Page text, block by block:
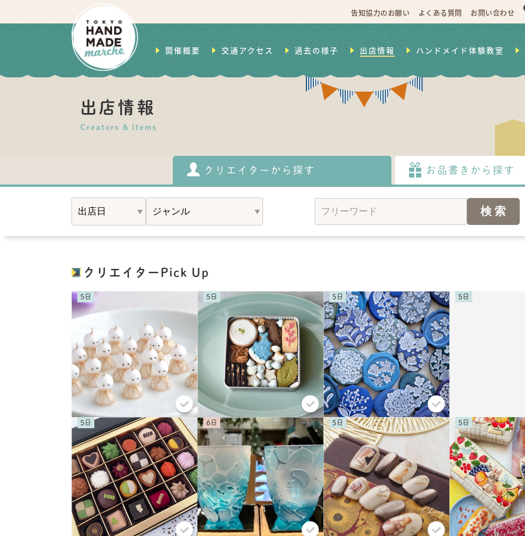
告知協力のお願い よくある質問 お問い合わせ
開催概要 交通アクセス 過去の様子 出店情報 ハンドメイド体験教室
出店情報
Creators & Items
クリエイターから探す お品書きから探す
クリエイターPick Up
5 5 5 5
5 6 5 5